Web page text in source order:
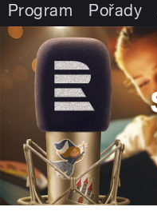
Program Pořady